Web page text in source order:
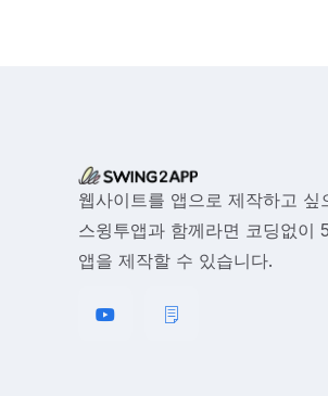
웹사이트를 앱으로 제작하고 싶
스윙투앱과 함께라면 코딩없이
앱을 제작할 수 있습니다.